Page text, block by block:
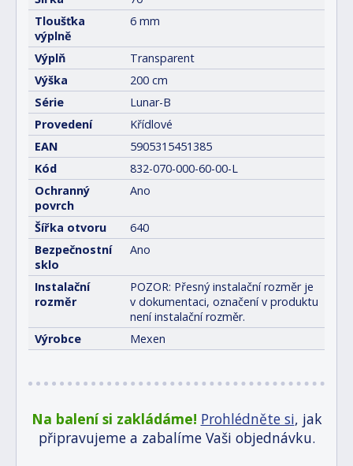
Tloušťka
výplně
6 mm
Výplň
Transparent
Výška
200 cm
Série
Lunar-B
Provedení
Křídlové
EAN
5905315451385
Kód
832-070-000-60-00-L
Ochranný
povrch
Ano
Šířka otvoru
640
Bezpečnostní
sklo
Ano
Instalační
rozměr
POZOR: Přesný instalační rozměr je
v dokumentaci, označení v produktu
není instalační rozměr.
Výrobce
Mexen
Na balení si zakládáme! Prohlédněte si, jak
připravujeme a zabalíme Vaši objednávku.